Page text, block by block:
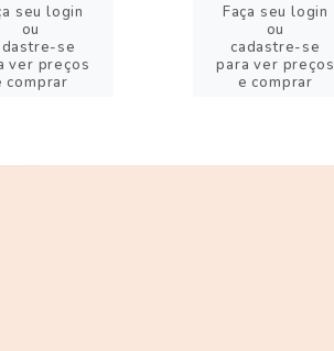
seu login
ou
se
ver preços
comprar
Faça seu login
ou
cadastre-se
para ver preços
e comprar